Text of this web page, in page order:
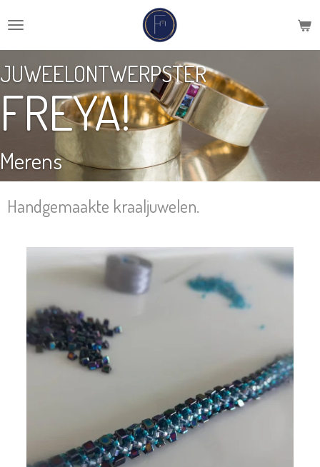
direct
naar
de
hoofdinhoud
JUWEELONTWERPSTER
FREYA!
Merens
Handgemaakte kraaljuwelen.